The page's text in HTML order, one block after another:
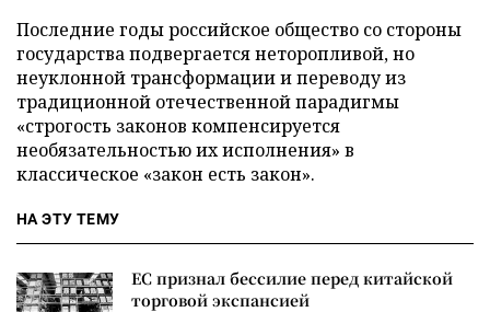
Последние годы российское общество со стороны
государства подвергается неторопливой, но
неуклонной трансформации и переводу из
традиционной отечественной парадигмы
«строгость законов компенсируется
необязательностью их исполнения» в
классическое «закон есть закон».
НА ЭТУ ТЕМУ
ЕС признал бессилие перед китайской
торговой экспансией